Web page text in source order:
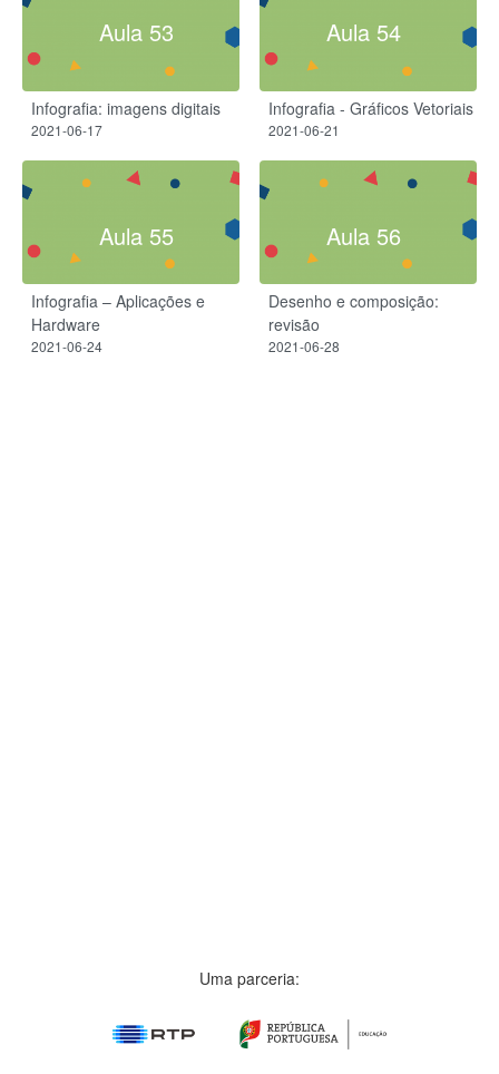
Aula 53
Infografia: imagens digitais
2021-06-17
Aula 54
Infografia - Gráficos Vetoriais
2021-06-21
Aula 55
Infografia – Aplicações e
Hardware
2021-06-24
Aula 56
Desenho e composição:
revisão
2021-06-28
Uma parceria: